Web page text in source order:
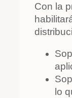
Con la
lo